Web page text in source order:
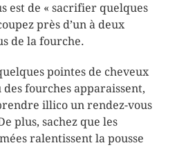
est de « sacrifier quelques
près d’un à deux
de la fourche.
pointes de cheveux
fourches apparaissent,
illico un rendez-vous
plus, sachez que les
ralentissent la pousse